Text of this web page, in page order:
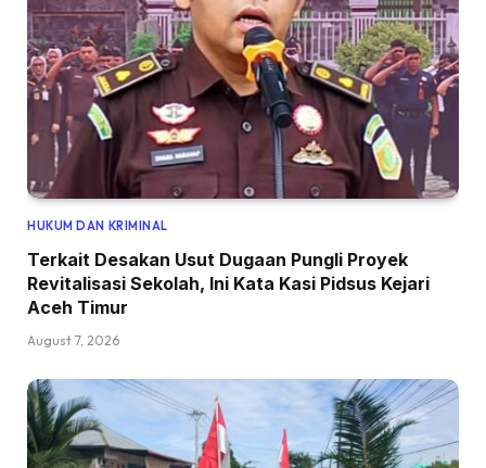
HUKUM DAN KRIMINAL
Terkait Desakan Usut Dugaan Pungli Proyek
Revitalisasi Sekolah, Ini Kata Kasi Pidsus Kejari
Aceh Timur
August 7, 2026